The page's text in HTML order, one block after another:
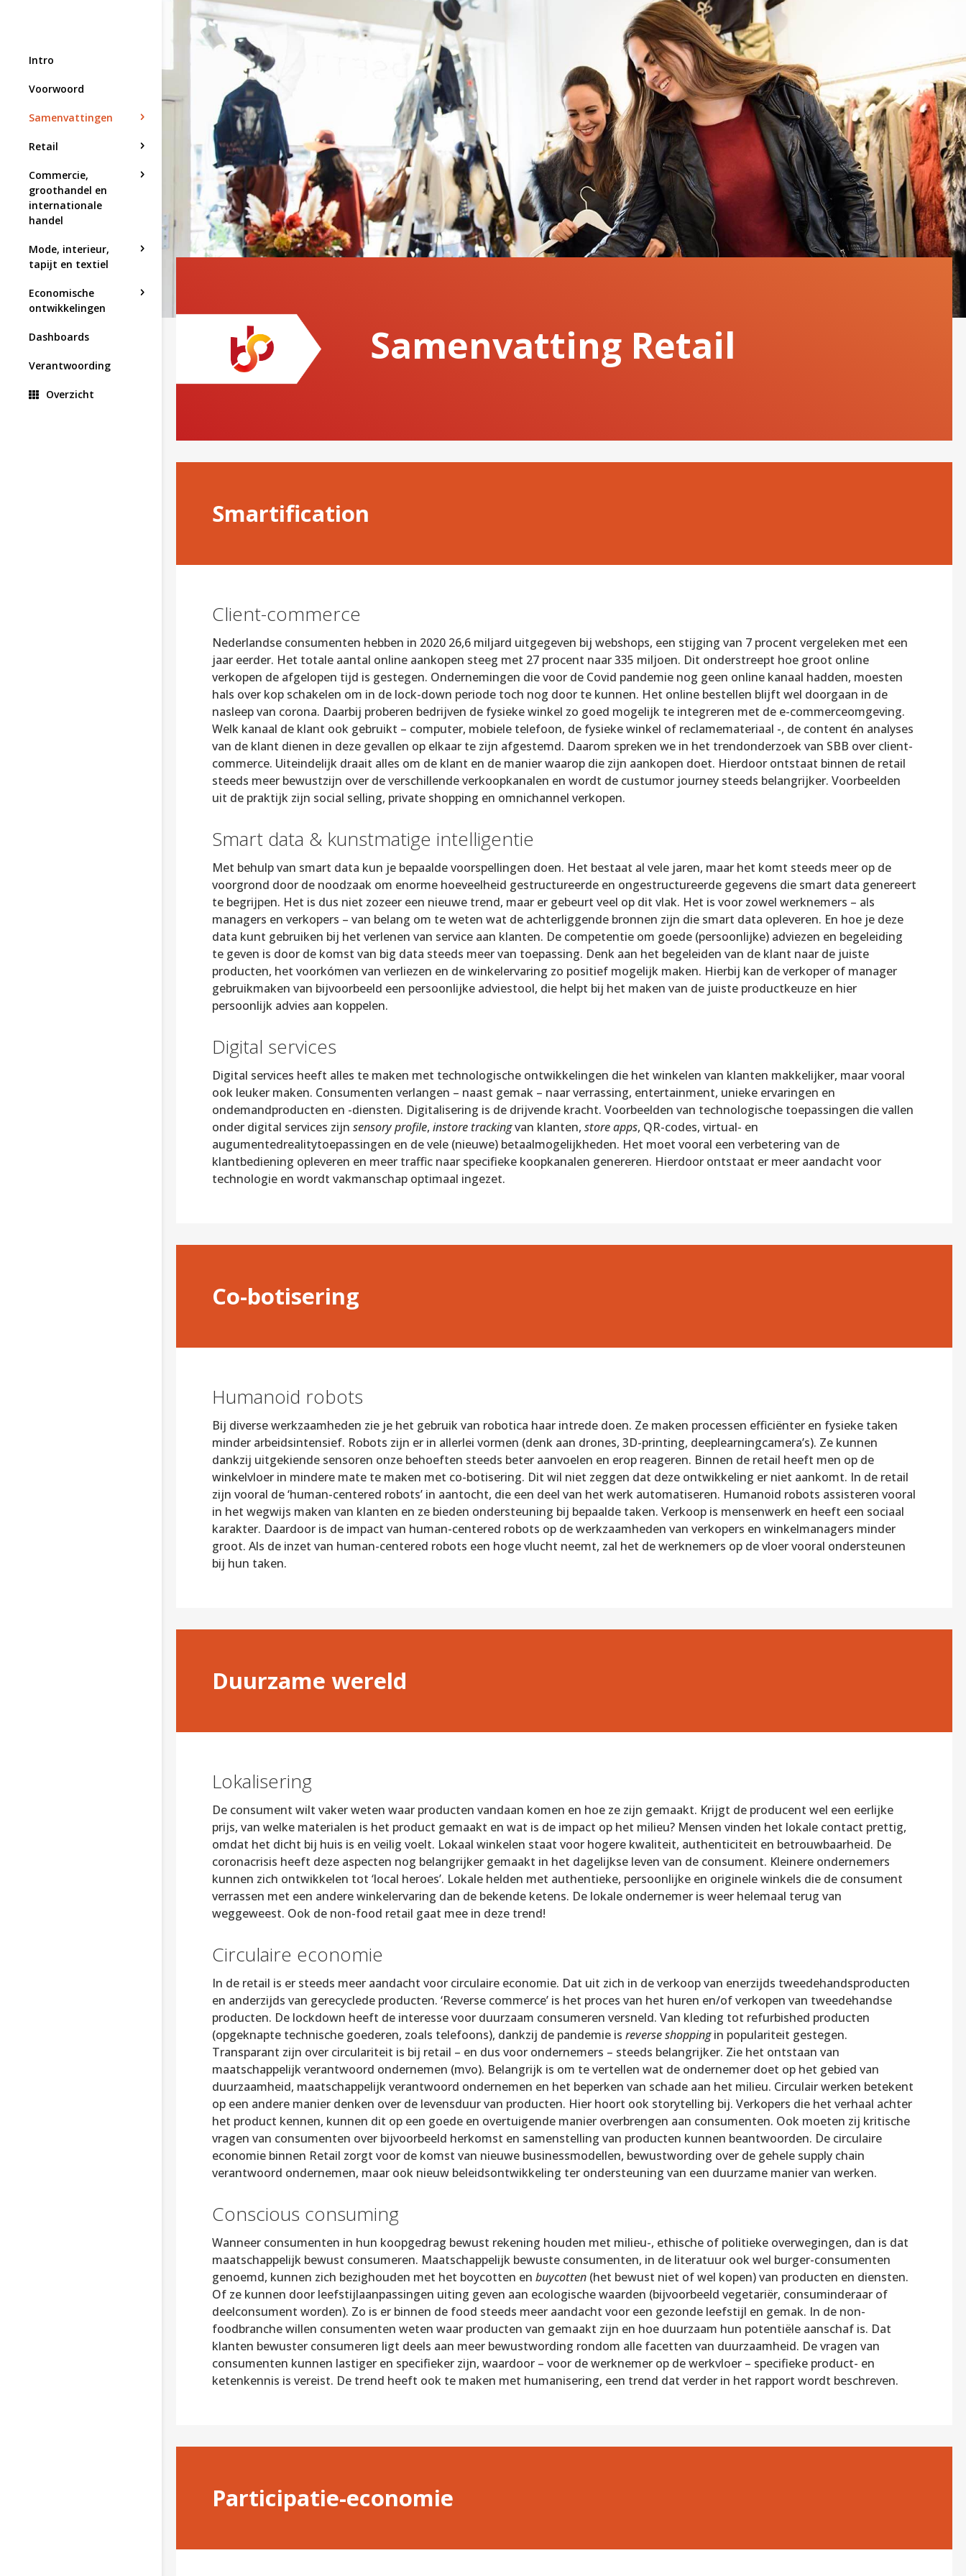
Intro
Voorwoord
Samenvattingen
Retail
Commercie,
groothandel en
internationale
handel
Mode, interieur,
tapijt en textiel
Economische
ontwikkelingen
Dashboards
Verantwoording
Overzicht
Samenvatting Retail
Smartification
Client-commerce
Nederlandse consumenten hebben in 2020 26,6 miljard uitgegeven bij webshops, een stijging van 7 procent vergeleken met een
jaar eerder. Het totale aantal online aankopen steeg met 27 procent naar 335 miljoen. Dit onderstreept hoe groot online
verkopen de afgelopen tijd is gestegen. Ondernemingen die voor de Covid pandemie nog geen online kanaal hadden, moesten
hals over kop schakelen om in de lock-down periode toch nog door te kunnen. Het online bestellen blijft wel doorgaan in de
nasleep van corona. Daarbij proberen bedrijven de fysieke winkel zo goed mogelijk te integreren met de e-commerceomgeving.
Welk kanaal de klant ook gebruikt – computer, mobiele telefoon, de fysieke winkel of reclamemateriaal -, de content én analyses
van de klant dienen in deze gevallen op elkaar te zijn afgestemd. Daarom spreken we in het trendonderzoek van SBB over client-
commerce. Uiteindelijk draait alles om de klant en de manier waarop die zijn aankopen doet. Hierdoor ontstaat binnen de retail
steeds meer bewustzijn over de verschillende verkoopkanalen en wordt de custumor journey steeds belangrijker. Voorbeelden
uit de praktijk zijn social selling, private shopping en omnichannel verkopen.
Smart data & kunstmatige intelligentie
Met behulp van smart data kun je bepaalde voorspellingen doen. Het bestaat al vele jaren, maar het komt steeds meer op de
voorgrond door de noodzaak om enorme hoeveelheid gestructureerde en ongestructureerde gegevens die smart data genereert
te begrijpen. Het is dus niet zozeer een nieuwe trend, maar er gebeurt veel op dit vlak. Het is voor zowel werknemers – als
managers en verkopers – van belang om te weten wat de achterliggende bronnen zijn die smart data opleveren. En hoe je deze
data kunt gebruiken bij het verlenen van service aan klanten. De competentie om goede (persoonlijke) adviezen en begeleiding
te geven is door de komst van big data steeds meer van toepassing. Denk aan het begeleiden van de klant naar de juiste
producten, het voorkómen van verliezen en de winkelervaring zo positief mogelijk maken. Hierbij kan de verkoper of manager
gebruikmaken van bijvoorbeeld een persoonlijke adviestool, die helpt bij het maken van de juiste productkeuze en hier
persoonlijk advies aan koppelen.
Digital services
Digital services heeft alles te maken met technologische ontwikkelingen die het winkelen van klanten makkelijker, maar vooral
ook leuker maken. Consumenten verlangen – naast gemak – naar verrassing, entertainment, unieke ervaringen en
ondemandproducten en -diensten. Digitalisering is de drijvende kracht. Voorbeelden van technologische toepassingen die vallen
onder digital services zijn sensory profile, instore trackingvan klanten, store apps, QR-codes, virtual- en
augumentedrealitytoepassingen en de vele (nieuwe) betaalmogelijkheden. Het moet vooral een verbetering van de
klantbediening opleveren en meer traffic naar specifieke koopkanalen genereren. Hierdoor ontstaat er meer aandacht voor
technologie en wordt vakmanschap optimaal ingezet.
Co-botisering
Humanoid robots
Bij diverse werkzaamheden zie je het gebruik van robotica haar intrede doen. Ze maken processen efficiënter en fysieke taken
minder arbeidsintensief. Robots zijn er in allerlei vormen (denk aan drones, 3D-printing, deeplearningcamera’s). Ze kunnen
dankzij uitgekiende sensoren onze behoeften steeds beter aanvoelen en erop reageren. Binnen de retail heeft men op de
winkelvloer in mindere mate te maken met co-botisering. Dit wil niet zeggen dat deze ontwikkeling er niet aankomt. In de retail
zijn vooral de ‘human-centered robots’ in aantocht, die een deel van het werk automatiseren. Humanoid robots assisteren vooral
in het wegwijs maken van klanten en ze bieden ondersteuning bij bepaalde taken. Verkoop is mensenwerk en heeft een sociaal
karakter. Daardoor is de impact van human-centered robots op de werkzaamheden van verkopers en winkelmanagers minder
groot. Als de inzet van human-centered robots een hoge vlucht neemt, zal het de werknemers op de vloer vooral ondersteunen
bij hun taken.
Duurzame wereld
Lokalisering
De consument wilt vaker weten waar producten vandaan komen en hoe ze zijn gemaakt. Krijgt de producent wel een eerlijke
prijs, van welke materialen is het product gemaakt en wat is de impact op het milieu? Mensen vinden het lokale contact prettig,
omdat het dicht bij huis is en veilig voelt. Lokaal winkelen staat voor hogere kwaliteit, authenticiteit en betrouwbaarheid. De
coronacrisis heeft deze aspecten nog belangrijker gemaakt in het dagelijkse leven van de consument. Kleinere ondernemers
kunnen zich ontwikkelen tot ‘local heroes’. Lokale helden met authentieke, persoonlijke en originele winkels die de consument
verrassen met een andere winkelervaring dan de bekende ketens. De lokale ondernemer is weer helemaal terug van
weggeweest. Ook de non-food retail gaat mee in deze trend!
Circulaire economie
In de retail is er steeds meer aandacht voor circulaire economie. Dat uit zich in de verkoop van enerzijds tweedehandsproducten
en anderzijds van gerecyclede producten. ‘Reverse commerce’ is het proces van het huren en/of verkopen van tweedehandse
producten. De lockdown heeft de interesse voor duurzaam consumeren versneld. Van kleding tot refurbished producten
(opgeknapte technische goederen, zoals telefoons), dankzij de pandemie is reverse shoppingin populariteit gestegen.
Transparant zijn over circulariteit is bij retail – en dus voor ondernemers – steeds belangrijker. Zie het ontstaan van
maatschappelijk verantwoord ondernemen (mvo). Belangrijk is om te vertellen wat de ondernemer doet op het gebied van
duurzaamheid, maatschappelijk verantwoord ondernemen en het beperken van schade aan het milieu. Circulair werken betekent
op een andere manier denken over de levensduur van producten. Hier hoort ook storytelling bij. Verkopers die het verhaal achter
het product kennen, kunnen dit op een goede en overtuigende manier overbrengen aan consumenten. Ook moeten zij kritische
vragen van consumenten over bijvoorbeeld herkomst en samenstelling van producten kunnen beantwoorden. De circulaire
economie binnen Retail zorgt voor de komst van nieuwe businessmodellen, bewustwording over de gehele supply chain
verantwoord ondernemen, maar ook nieuw beleidsontwikkeling ter ondersteuning van een duurzame manier van werken.
Conscious consuming
Wanneer consumenten in hun koopgedrag bewust rekening houden met milieu-, ethische of politieke overwegingen, dan is dat
maatschappelijk bewust consumeren. Maatschappelijk bewuste consumenten, in de literatuur ook wel burger-consumenten
genoemd, kunnen zich bezighouden met het boycotten en buycotten(het bewust niet of wel kopen) van producten en diensten.
Of ze kunnen door leefstijlaanpassingen uiting geven aan ecologische waarden (bijvoorbeeld vegetariër, consuminderaar of
deelconsument worden). Zo is er binnen de food steeds meer aandacht voor een gezonde leefstijl en gemak. In de non-
foodbranche willen consumenten weten waar producten van gemaakt zijn en hoe duurzaam hun potentiële aanschaf is. Dat
klanten bewuster consumeren ligt deels aan meer bewustwording rondom alle facetten van duurzaamheid. De vragen van
consumenten kunnen lastiger en specifieker zijn, waardoor – voor de werknemer op de werkvloer – specifieke product- en
ketenkennis is vereist. De trend heeft ook te maken met humanisering, een trend dat verder in het rapport wordt beschreven.
Participatie-economie